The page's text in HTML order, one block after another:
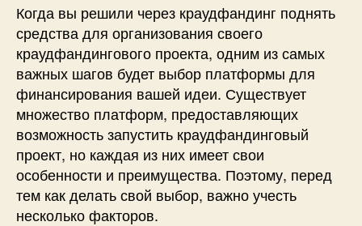
Когда вы решили через краудфандинг поднять
средства для организования своего
краудфандингового проекта, одним из самых
важных шагов будет выбор платформы для
финансирования вашей идеи. Существует
множество платформ, предоставляющих
возможность запустить краудфандинговый
проект, но каждая из них имеет свои
особенности и преимущества. Поэтому, перед
тем как делать свой выбор, важно учесть
несколько факторов.